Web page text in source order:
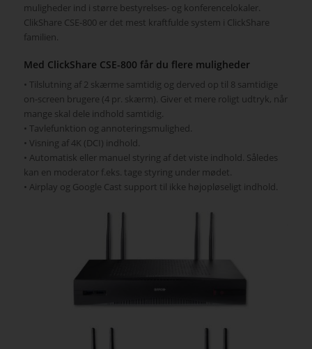
muligheder ind i større bestyrelses- og konferencelokaler.
ClikShare CSE-800 er det mest kraftfulde system i ClickShare
familien.
Med ClickShare CSE-800 får du flere muligheder
• Tilslutning af 2 skærme samtidig og derved op til 8 samtidige
on-screen brugere (4 pr. skærm). Giver et mere roligt udtryk, når
mange skal dele indhold samtidig.
• Tavlefunktion og annoteringsmulighed.
• Visning af 4K (DCI) indhold.
• Automatisk eller manuel styring af det viste indhold. Således
kan en moderator f.eks. tage styring under mødet.
• Airplay og Google Cast support til ikke højopløseligt indhold.